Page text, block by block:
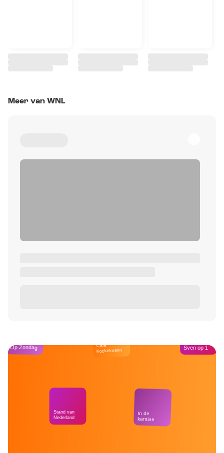
Meer van WNL
Op Zondag
Stand van
Nederland
Café
Kockelmann
In de
kantine
Sven op 1